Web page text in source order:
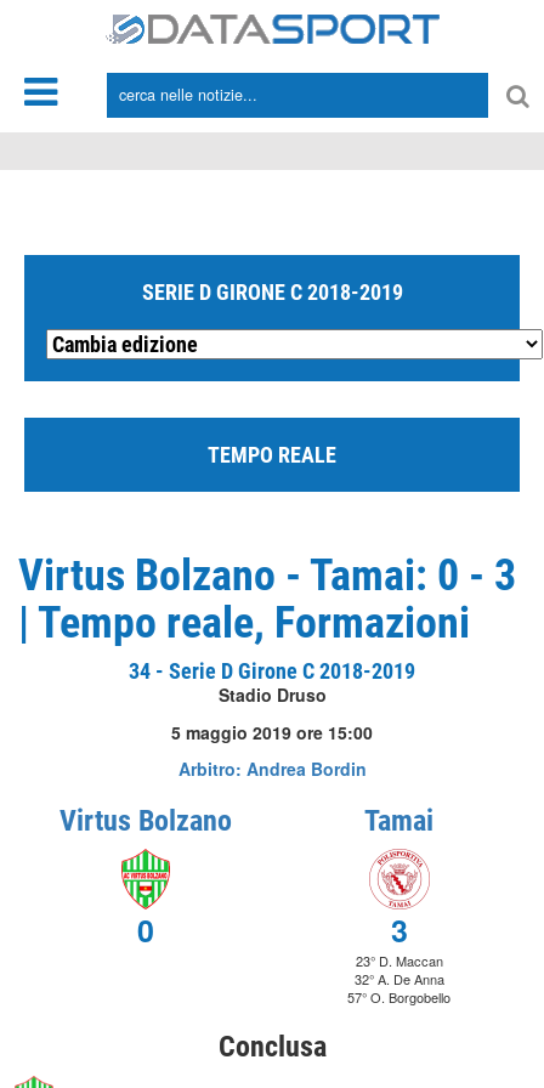
SERIE D GIRONE C 2018-2019
TEMPO REALE
Virtus Bolzano - Tamai: 0 - 3
| Tempo reale, Formazioni
34 - Serie D Girone C 2018-2019
Stadio Druso
5 maggio 2019 ore 15:00
Arbitro: Andrea Bordin
Virtus Bolzano
0
Tamai
3
23° D. Maccan
32° A. De Anna
57° O. Borgobello
Conclusa